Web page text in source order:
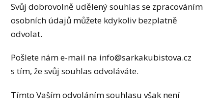
Svůj dobrovolně udělený souhlas se zpracováním
osobních údajů můžete kdykoliv bezplatně
odvolat.
Pošlete nám e-mail na info@sarkakubistova.cz
s tím, že svůj souhlas odvoláváte.
Tímto Vaším odvoláním souhlasu však není